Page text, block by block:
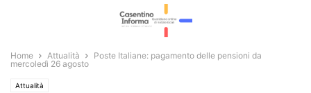
Home Attualità
Poste Italiane: pagamento delle pensioni da
mercoledì 26 agosto
Attualità